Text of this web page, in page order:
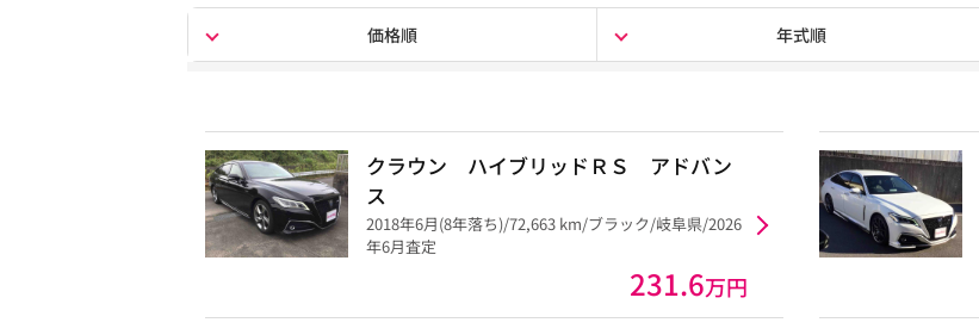
価格順 年式順
クラウン ハイブリッドＲＳ アドバン
ス
2018年6月(8年落ち)/72,663 km/ブラック/岐阜県/2026
年6月査定
231.6万円